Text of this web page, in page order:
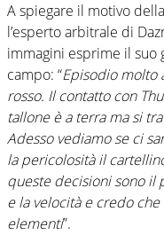
A spiegare il motivo della
l’esperto arbitrale di
immagini esprime il suo
campo: “Episodio molto
rosso. Il contatto con
tallone è a terra ma si
Adesso vediamo se ci
la pericolosità il
queste decisioni sono il
e la velocità e credo
elementi”.